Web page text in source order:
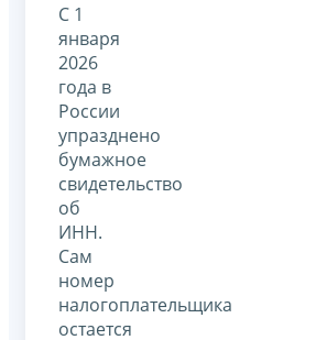
С 1
января
2026
года в
России
упразднено
бумажное
свидетельство
об
ИНН.
Сам
номер
налогоплательщика
остается